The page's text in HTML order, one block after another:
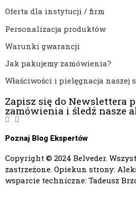
Oferta dla instytucji / firm
Personalizacja produktów
Warunki gwarancji
Jak pakujemy zamówienia?
Właściwości i pielęgnacja naszej
Zapisz się do Newslettera
zamówienia i śledź nasze
Poznaj Blog Ekspertów
Copyright © 2024 Belveder.
zastrzeżone. Opiekun strony:
wsparcie techniczne: Tadeusz